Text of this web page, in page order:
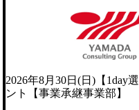
2026年8月30日(日)【1day
ント【事業承継事業部】